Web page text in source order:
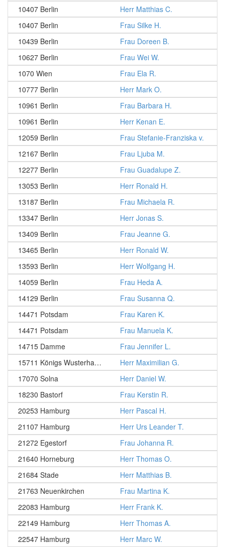
10407 Berlin
Herr Matthias C.
10407 Berlin
Frau Silke H.
10439 Berlin
Frau Doreen B.
10627 Berlin
Frau Wei W.
1070 Wien
Frau Ela R.
10777 Berlin
Herr Mark O.
10961 Berlin
Frau Barbara H.
10961 Berlin
Herr Kenan E.
12059 Berlin
Frau Stefanie-Franziska v.
12167 Berlin
Frau Ljuba M.
12277 Berlin
Frau Guadalupe Z.
13053 Berlin
Herr Ronald H.
13187 Berlin
Frau Michaela R.
13347 Berlin
Herr Jonas S.
13409 Berlin
Frau Jeanne G.
13465 Berlin
Herr Ronald W.
13593 Berlin
Herr Wolfgang H.
14059 Berlin
Frau Heda A.
14129 Berlin
Frau Susanna Q.
14471 Potsdam
Frau Karen K.
14471 Potsdam
Frau Manuela K.
14715 Damme
Frau Jennifer L.
15711 Königs Wusterhausen
Herr Maximilian G.
17070 Solna
Herr Daniel W.
18230 Bastorf
Frau Kerstin R.
20253 Hamburg
Herr Pascal H.
21107 Hamburg
Herr Urs Leander T.
21272 Egestorf
Frau Johanna R.
21640 Horneburg
Herr Thomas O.
21684 Stade
Herr Matthias B.
21763 Neuenkirchen
Frau Martina K.
22083 Hamburg
Herr Frank K.
22149 Hamburg
Herr Thomas A.
22547 Hamburg
Herr Marc W.